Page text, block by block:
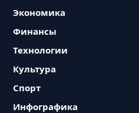
Экономика
Финансы
Технологии
Культура
Спорт
Инфографика